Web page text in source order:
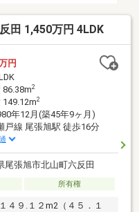
田 1,450万円 4LDK
円
86.38m2
149.12m2
年12月(築45年9ヶ月)
戸線 尾張旭駅 徒歩16分
尾張旭市北山町六反田
所有権
９.１２m2（４５．１